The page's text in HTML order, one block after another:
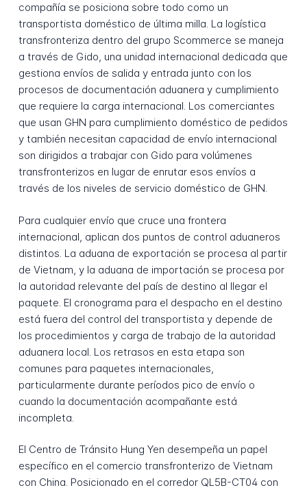
compañía se posiciona sobre todo como un
transportista doméstico de última milla. La logística
transfronteriza dentro del grupo Scommerce se maneja
a través de Gido, una unidad internacional dedicada que
gestiona envíos de salida y entrada junto con los
procesos de documentación aduanera y cumplimiento
que requiere la carga internacional. Los comerciantes
que usan GHN para cumplimiento doméstico de pedidos
y también necesitan capacidad de envío internacional
son dirigidos a trabajar con Gido para volúmenes
transfronterizos en lugar de enrutar esos envíos a
través de los niveles de servicio doméstico de GHN.
Para cualquier envío que cruce una frontera
internacional, aplican dos puntos de control aduaneros
distintos. La aduana de exportación se procesa al partir
de Vietnam, y la aduana de importación se procesa por
la autoridad relevante del país de destino al llegar el
paquete. El cronograma para el despacho en el destino
está fuera del control del transportista y depende de
los procedimientos y carga de trabajo de la autoridad
aduanera local. Los retrasos en esta etapa son
comunes para paquetes internacionales,
particularmente durante períodos pico de envío o
cuando la documentación acompañante está
incompleta.
El Centro de Tránsito Hung Yen desempeña un papel
específico en el comercio transfronterizo de Vietnam
con China. Posicionado en el corredor QL5B-CT04 con